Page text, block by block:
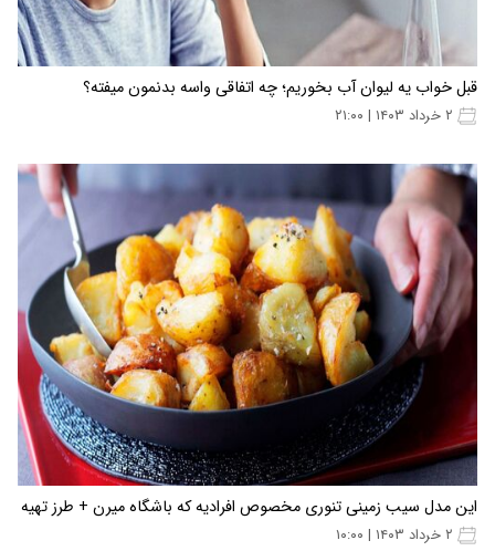
قبل خواب یه لیوان آب بخوریم؛ چه اتفاقی واسه بدنمون میفته؟
این مدل سیب زمینی تنوری مخصوص افرادیه که باشگاه میرن + طرز تهیه